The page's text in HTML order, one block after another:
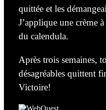
quittée et les
J’applique une crème
du calendula.
Après trois semaines,
désagréables quittent
Victoire!